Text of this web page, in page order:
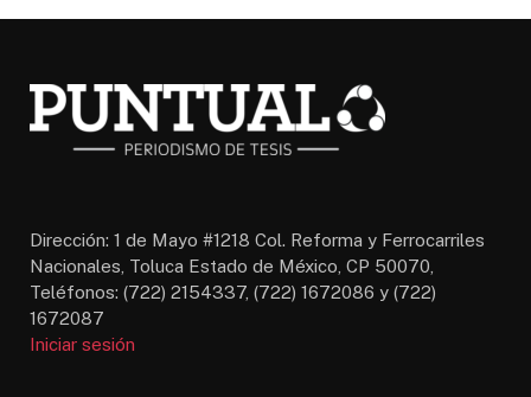
Dirección: 1 de Mayo #1218 Col. Reforma y Ferrocarriles
Nacionales, Toluca Estado de México, CP 50070,
Teléfonos: (722) 2154337, (722) 1672086 y (722)
1672087
Iniciar sesión